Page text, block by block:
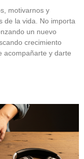
motivarnos y
de la vida. No importa
un nuevo
crecimiento
acompañarte y darte